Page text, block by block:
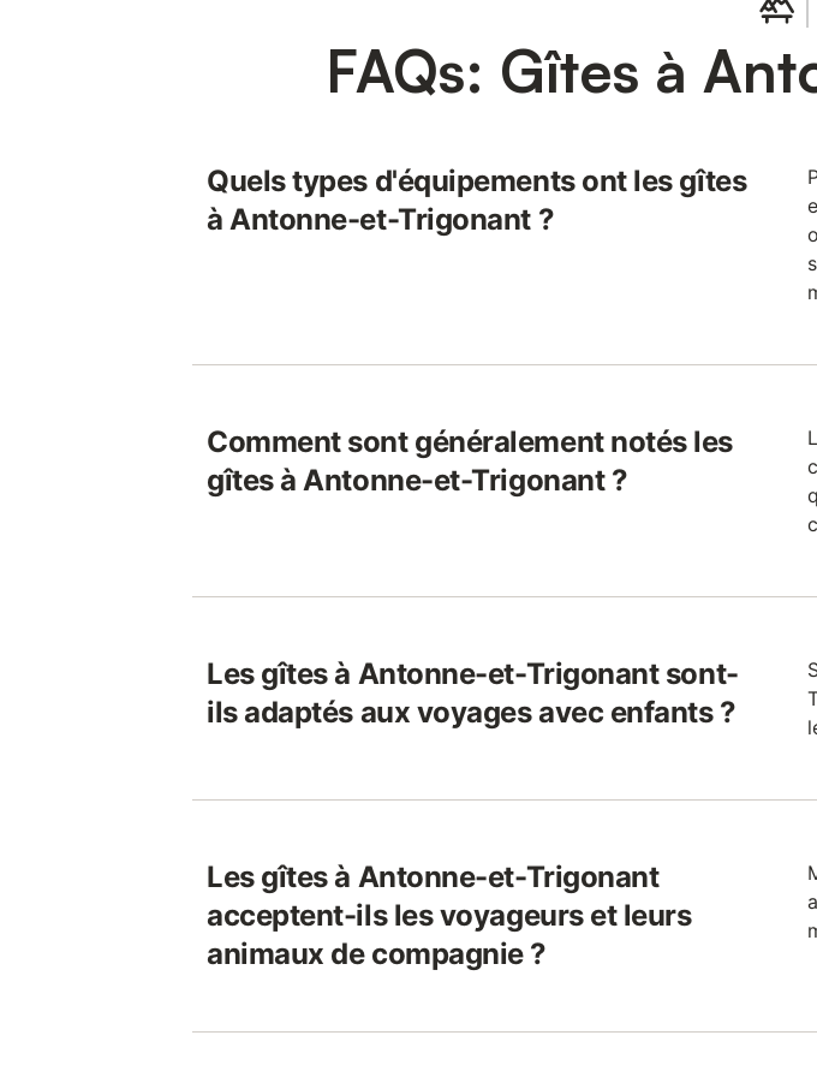
home - sans
FAQs: Gîtes à
Quels types d'équipements ont les gîtes
à Antonne-et-Trigonant ?
Comment sont généralement notés les
gîtes à Antonne-et-Trigonant ?
Les gîtes à Antonne-et-Trigonant sont-
ils adaptés aux voyages avec enfants ?
Les gîtes à Antonne-et-Trigonant
acceptent-ils les voyageurs et leurs
animaux de compagnie ?